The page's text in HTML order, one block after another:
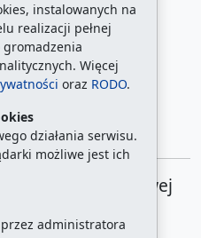
instalowanych na
realizacji pełnej
Więcej
oraz RODO.
działania serwisu.
możliwe jest ich
administratora
Plac Armii Krajowej